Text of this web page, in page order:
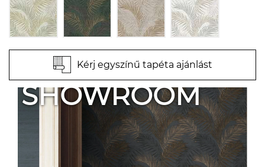
Kérj egyszínű tapéta ajánlást
SHOWROOM